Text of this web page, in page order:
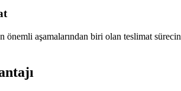
önemli aşamalarından biri olan teslimat